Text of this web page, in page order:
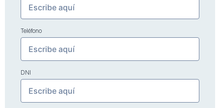
Teléfono
DNI